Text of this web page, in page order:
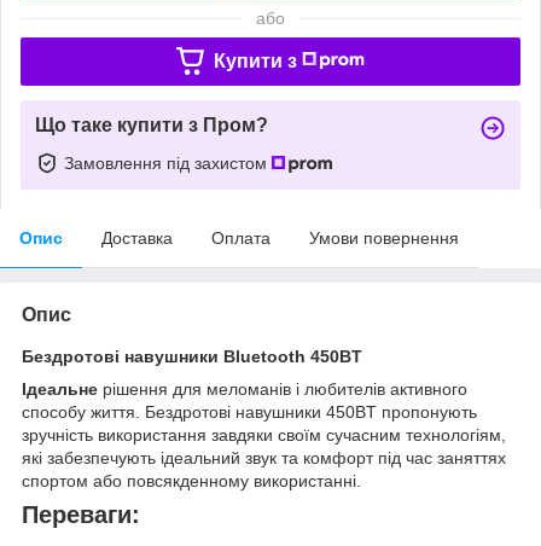
або
Купити з
Що таке купити з Пром?
Замовлення під захистом
Опис Доставка Оплата Умови повернення
Опис
Бездротові навушники Bluetooth 450BT
Ідеальне рішення для меломанів і любителів активного
способу життя. Бездротові навушники 450BT пропонують
зручність використання завдяки своїм сучасним технологіям,
які забезпечують ідеальний звук та комфорт під час заняттях
спортом або повсякденному використанні.
Переваги: